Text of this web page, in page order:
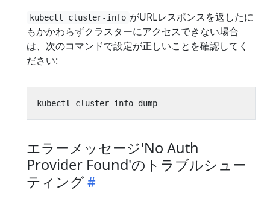
kubectl cluster-info がURLレスポンスを返したに
もかかわらずクラスターにアクセスできない場合
は、次のコマンドで設定が正しいことを確認してく
ださい:
エラーメッセージ'No Auth
Provider Found'のトラブルシュー
ティング